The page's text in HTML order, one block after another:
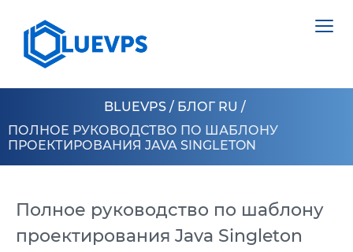
VPS ГОНКОНГ
СЕРВЕРИ >
ВИДІЛЕНИЙ СЕРВЕР НІДЕРЛАНДИ
BLUEVPS / БЛОГ RU /
ПОЛНОЕ РУКОВОДСТВО ПО ШАБЛОНУ
ПРОЕКТИРОВАНИЯ JAVA SINGLETON
Полное руководство по шаблону
проектирования Java Singleton